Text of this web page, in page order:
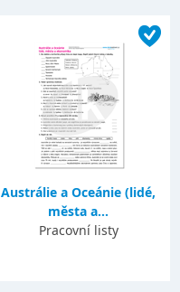
Austrálie a Oceánie (lidé,
města a...
Pracovní listy